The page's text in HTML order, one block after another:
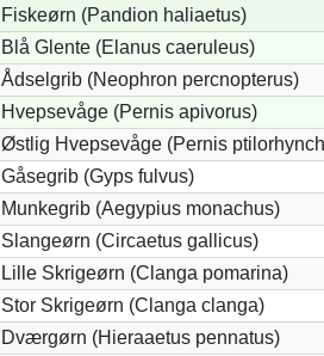
Fiskeørn (Pandion haliaetus)
Blå Glente (Elanus caeruleus)
Ådselgrib (Neophron percnopterus)
Hvepsevåge (Pernis apivorus)
Østlig Hvepsevåge (Pernis
Gåsegrib (Gyps fulvus)
Munkegrib (Aegypius monachus)
Slangeørn (Circaetus gallicus)
Lille Skrigeørn (Clanga pomarina)
Stor Skrigeørn (Clanga clanga)
Dværgørn (Hieraaetus pennatus)